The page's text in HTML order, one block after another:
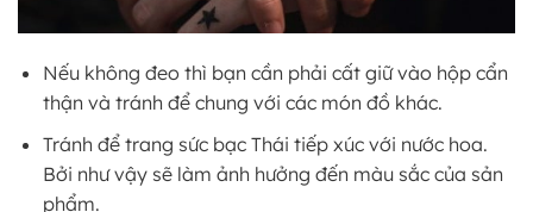
Nếu không đeo thì bạn cần phải cất giữ vào hộp cẩn
thận và tránh để chung với các món đồ khác.
Tránh để trang sức bạc Thái tiếp xúc với nước hoa.
Bởi như vậy sẽ làm ảnh hưởng đến màu sắc của sản
phẩm.